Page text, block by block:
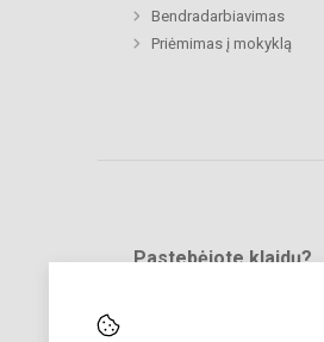
Bendradarbiavimas
Priėmimas į mokyklą
Pastebėjote klaidų?